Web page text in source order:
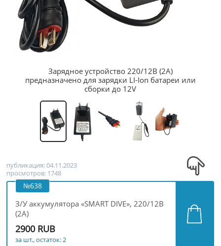
Зарядное устройство 220/12В (2А)
предназначено для зарядки LI-Ion батареи или
сборки до 12V
публикация: 04.11.2023
просмотров: 1748
№638
З/У аккумулятора «SMART DIVE», 220/12В
(2А)
2900 RUB
за шт., остаток: 2